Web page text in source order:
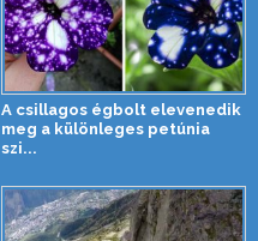
A csillagos égbolt elevenedik
meg a különleges petúnia
szi...